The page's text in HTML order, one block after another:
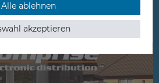
Alle ablehnen
akzeptieren